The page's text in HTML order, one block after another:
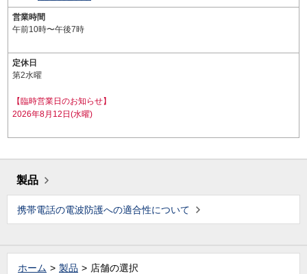
営業時間
午前10時〜午後7時
定休日
第2水曜
【臨時営業日のお知らせ】
2026年8月12日(水曜)
製品
携帯電話の電波防護への適合性について
ホーム 製品 店舗の選択